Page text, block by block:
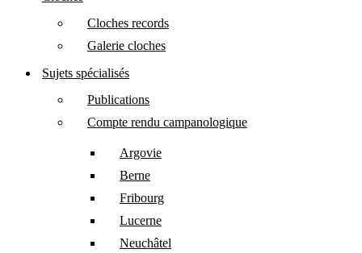
Cloches records
Galerie cloches
Sujets spécialisés
Publications
Compte rendu campanologique
Argovie
Berne
Fribourg
Lucerne
Neuchâtel